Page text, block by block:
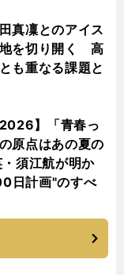
真凜とのアイス
を切り開く 高
も重なる課題と
2026】「青春っ
原点はあの夏の
須江航が明か
日計画"のすべ